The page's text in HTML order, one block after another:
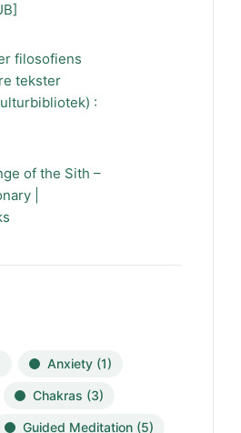
filosofiens
tekster
:
of the Sith –
|
Anxiety (1)
Chakras (3)
Guided Meditation (5)